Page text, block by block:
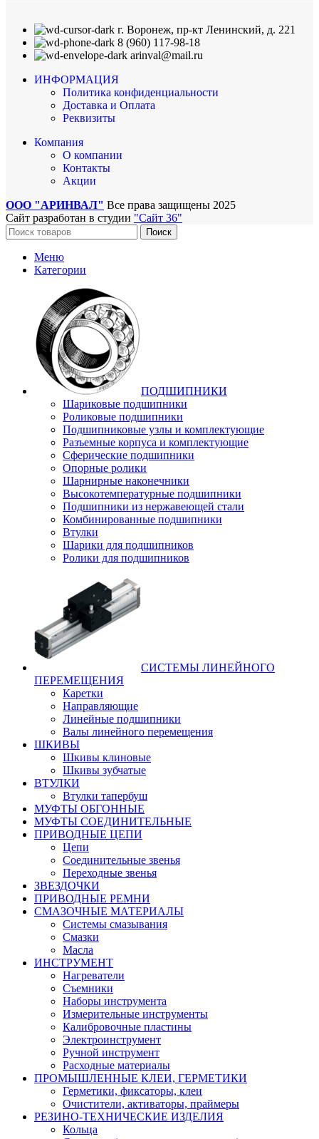
г. Воронеж, пр-кт Ленинский, д. 221
8 (960) 117-98-18
arinval@mail.ru
ИНФОРМАЦИЯ
Политика конфиденциальности
Доставка и Оплата
Реквизиты
Компания
О компании
Контакты
Акции
ООО "АРИНВАЛ" Все права защищены 2025
Сайт разработан в студии "Сайт 36"
Поиск
Меню
Категории
ПОДШИПНИКИ
Шариковые подшипники
Роликовые подшипники
Подшипниковые узлы и комплектующие
Разъемные корпуса и комплектующие
Сферические подшипники
Опорные ролики
Шарнирные наконечники
Высокотемпературные подшипники
Подшипники из нержавеющей стали
Комбинированные подшипники
Втулки
Шарики для подшипников
Ролики для подшипников
СИСТЕМЫ ЛИНЕЙНОГО
ПЕРЕМЕЩЕНИЯ
Каретки
Направляющие
Линейные подшипники
Валы линейного перемещения
ШКИВЫ
Шкивы клиновые
Шкивы зубчатые
ВТУЛКИ
Втулки тапербуш
МУФТЫ ОБГОННЫЕ
МУФТЫ СОЕДИНИТЕЛЬНЫЕ
ПРИВОДНЫЕ ЦЕПИ
Цепи
Соединительные звенья
Переходные звенья
ЗВЕЗДОЧКИ
ПРИВОДНЫЕ РЕМНИ
СМАЗОЧНЫЕ МАТЕРИАЛЫ
Системы смазывания
Смазки
Масла
ИНСТРУМЕНТ
Нагреватели
Съемники
Наборы инструмента
Измерительные инструменты
Калибровочные пластины
Электроинструмент
Ручной инструмент
Расходные материалы
ПРОМЫШЛЕННЫЕ КЛЕИ, ГЕРМЕТИКИ
Герметики, фиксаторы, клеи
Очистители, активаторы, праймеры
РЕЗИНО-ТЕХНИЧЕСКИЕ ИЗДЕЛИЯ
Кольца